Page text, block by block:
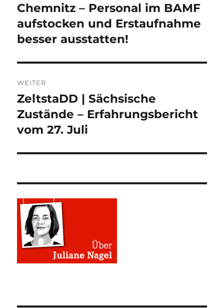
Beitrag:
Chemnitz – Personal im BAMF
aufstocken und Erstaufnahme
besser ausstatten!
WEITER
Nächster
Beitrag:
ZeltstaDD | Sächsische
Zustände – Erfahrungsbericht
vom 27. Juli